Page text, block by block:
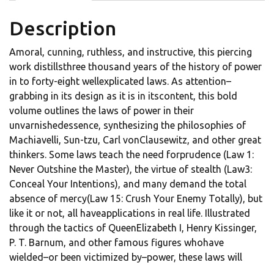
Description
Amoral, cunning, ruthless, and instructive, this piercing
work distillsthree thousand years of the history of power
in to forty-eight wellexplicated laws. As attention–
grabbing in its design as it is in itscontent, this bold
volume outlines the laws of power in their
unvarnishedessence, synthesizing the philosophies of
Machiavelli, Sun-tzu, Carl vonClausewitz, and other great
thinkers. Some laws teach the need forprudence (Law 1:
Never Outshine the Master), the virtue of stealth (Law3:
Conceal Your Intentions), and many demand the total
absence of mercy(Law 15: Crush Your Enemy Totally), but
like it or not, all haveapplications in real life. Illustrated
through the tactics of QueenElizabeth I, Henry Kissinger,
P. T. Barnum, and other famous figures whohave
wielded–or been victimized by–power, these laws will